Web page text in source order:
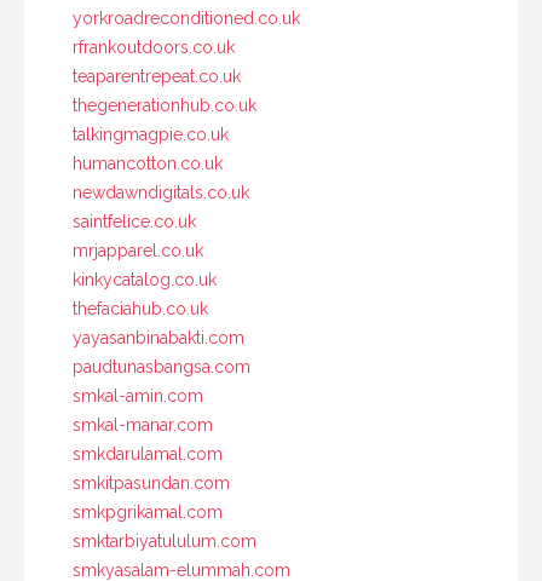
yorkroadreconditioned.co.uk
rfrankoutdoors.co.uk
teaparentrepeat.co.uk
thegenerationhub.co.uk
talkingmagpie.co.uk
humancotton.co.uk
newdawndigitals.co.uk
saintfelice.co.uk
mrjapparel.co.uk
kinkycatalog.co.uk
thefaciahub.co.uk
yayasanbinabakti.com
paudtunasbangsa.com
smkal-amin.com
smkal-manar.com
smkdarulamal.com
smkitpasundan.com
smkpgrikamal.com
smktarbiyatululum.com
smkyasalam-elummah.com